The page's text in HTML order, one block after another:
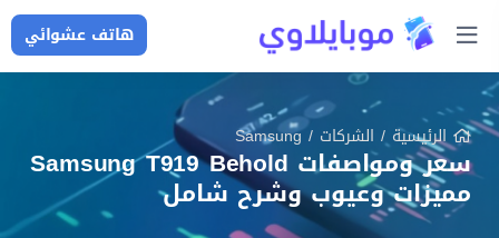
هاتف عشوائي
الرئيسية/ الشركات /
Samsung
سعر ومواصفات Samsung T919 Behold
مميزات وعيوب وشرح شامل